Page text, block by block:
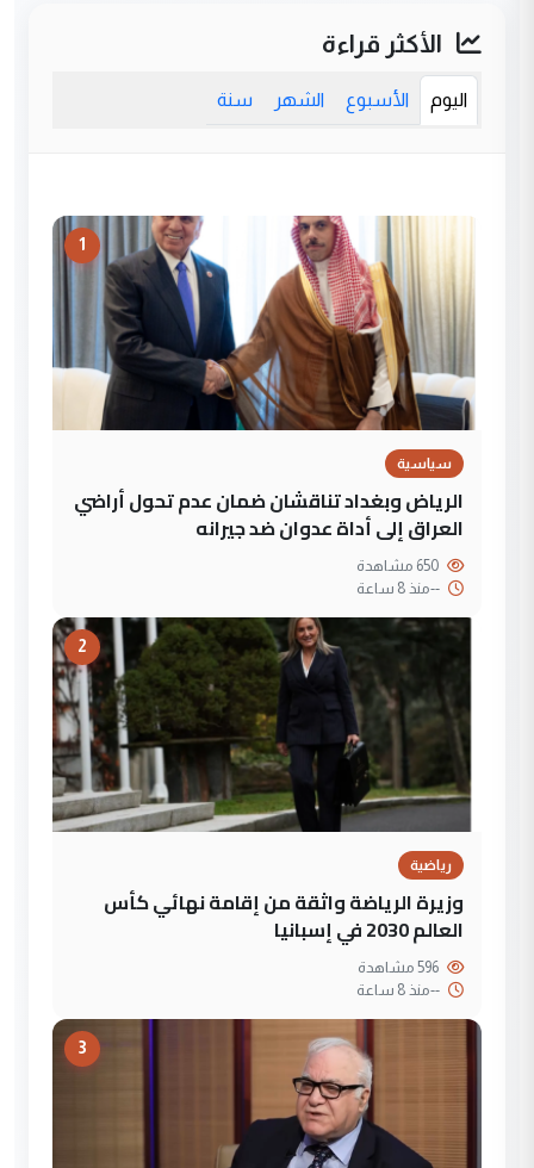
الأكثر قراءة
اليوم الأسبوع الشهر سنة
1
سياسية
الرياض وبغداد تناقشان ضمان عدم تحول أراضي
العراق إلى أداة عدوان ضد جيرانه
--منذ 8 ساعة
2
رياضية
وزيرة الرياضة واثقة من إقامة نهائي كأس
العالم 2030 في إسبانيا
--منذ 8 ساعة
3